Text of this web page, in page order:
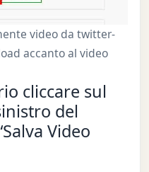
video da twitter-
accanto al video
cliccare sul
del
Video